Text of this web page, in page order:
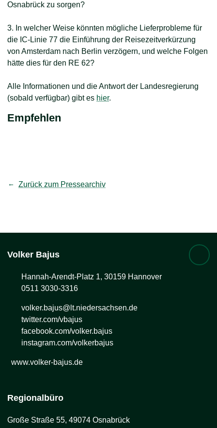
Osnabrück zu sorgen?
3. In welcher Weise könnten mögliche Lieferprobleme für
die IC-Linie 77 die Einführung der Reisezeitverkürzung
von Amsterdam nach Berlin verzögern, und welche Folgen
hätte dies für den RE 62?
Alle Informationen und die Antwort der Landesregierung
(sobald verfügbar) gibt es hier.
Empfehlen
Zurück zum Pressearchiv
Volker Bajus
Hannah-Arendt-Platz 1, 30159 Hannover
0511 3030-3316
volker.bajus@lt.niedersachsen.de
twitter.com/vbajus
facebook.com/volker.bajus
instagram.com/volkerbajus
www.volker-bajus.de
Regionalbüro
Große Straße 55, 49074 Osnabrück